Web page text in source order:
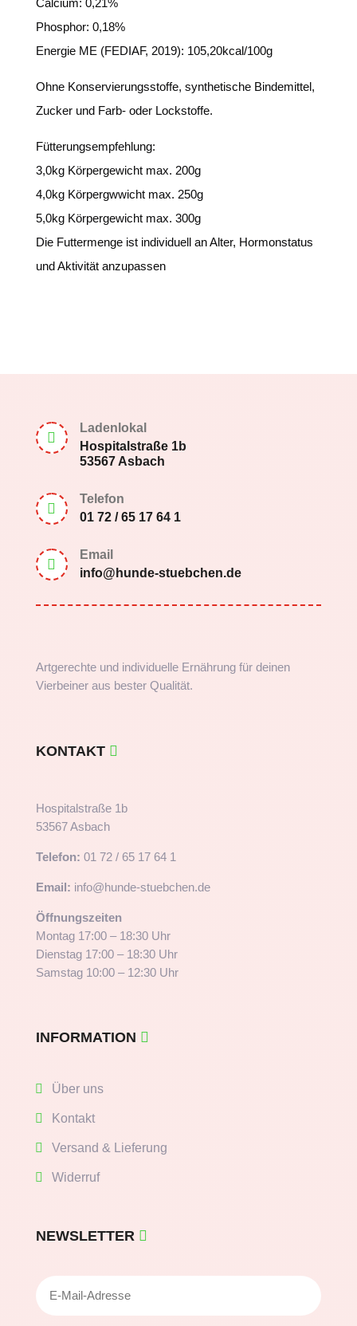
Calcium: 0,21%
Phosphor: 0,18%
Energie ME (FEDIAF, 2019): 105,20kcal/100g
Ohne Konservierungsstoffe, synthetische Bindemittel,
Zucker und Farb- oder Lockstoffe.
Fütterungsempfehlung:
3,0kg Körpergewicht max. 200g
4,0kg Körpergwwicht max. 250g
5,0kg Körpergewicht max. 300g
Die Futtermenge ist individuell an Alter, Hormonstatus
und Aktivität anzupassen

Ladenlokal
Hospitalstraße 1b
53567 Asbach

Telefon
01 72 / 65 17 64 1

Email
info@hunde-stuebchen.de
Artgerechte und individuelle Ernährung für deinen
Vierbeiner aus bester Qualität.
KONTAKT
Hospitalstraße 1b
53567 Asbach
Telefon: 01 72 / 65 17 64 1
Email: info@hunde-stuebchen.de
Öffnungszeiten
Montag 17:00 – 18:30 Uhr
Dienstag 17:00 – 18:30 Uhr
Samstag 10:00 – 12:30 Uhr
INFORMATION
Über uns
Kontakt
Versand & Lieferung
Widerruf
NEWSLETTER